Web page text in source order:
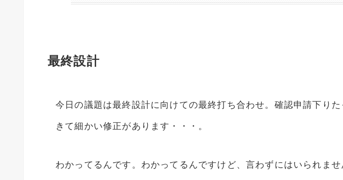
最終設計
今日の議題は最終設計に向けての最終打ち合わせ。確認申請下り
きて細かい修正があります・・・。
わかってるんです。わかってるんですけど、言わずにはいられま